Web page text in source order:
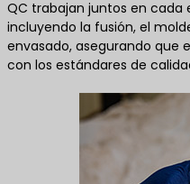
QC trabajan juntos en cada
incluyendo la fusión, el
envasado, asegurando que
con los estándares de